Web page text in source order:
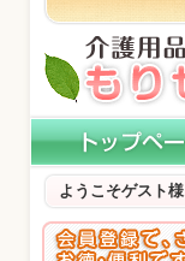
ようこそゲスト様